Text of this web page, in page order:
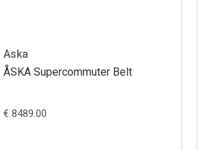
Aska
ÅSKA Supercommuter Belt
€ 8489.00